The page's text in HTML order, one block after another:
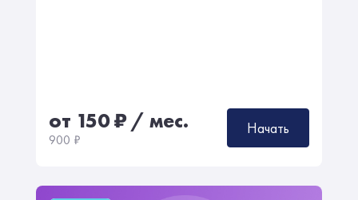
от 150₽/ мес.
900 ₽
Начать